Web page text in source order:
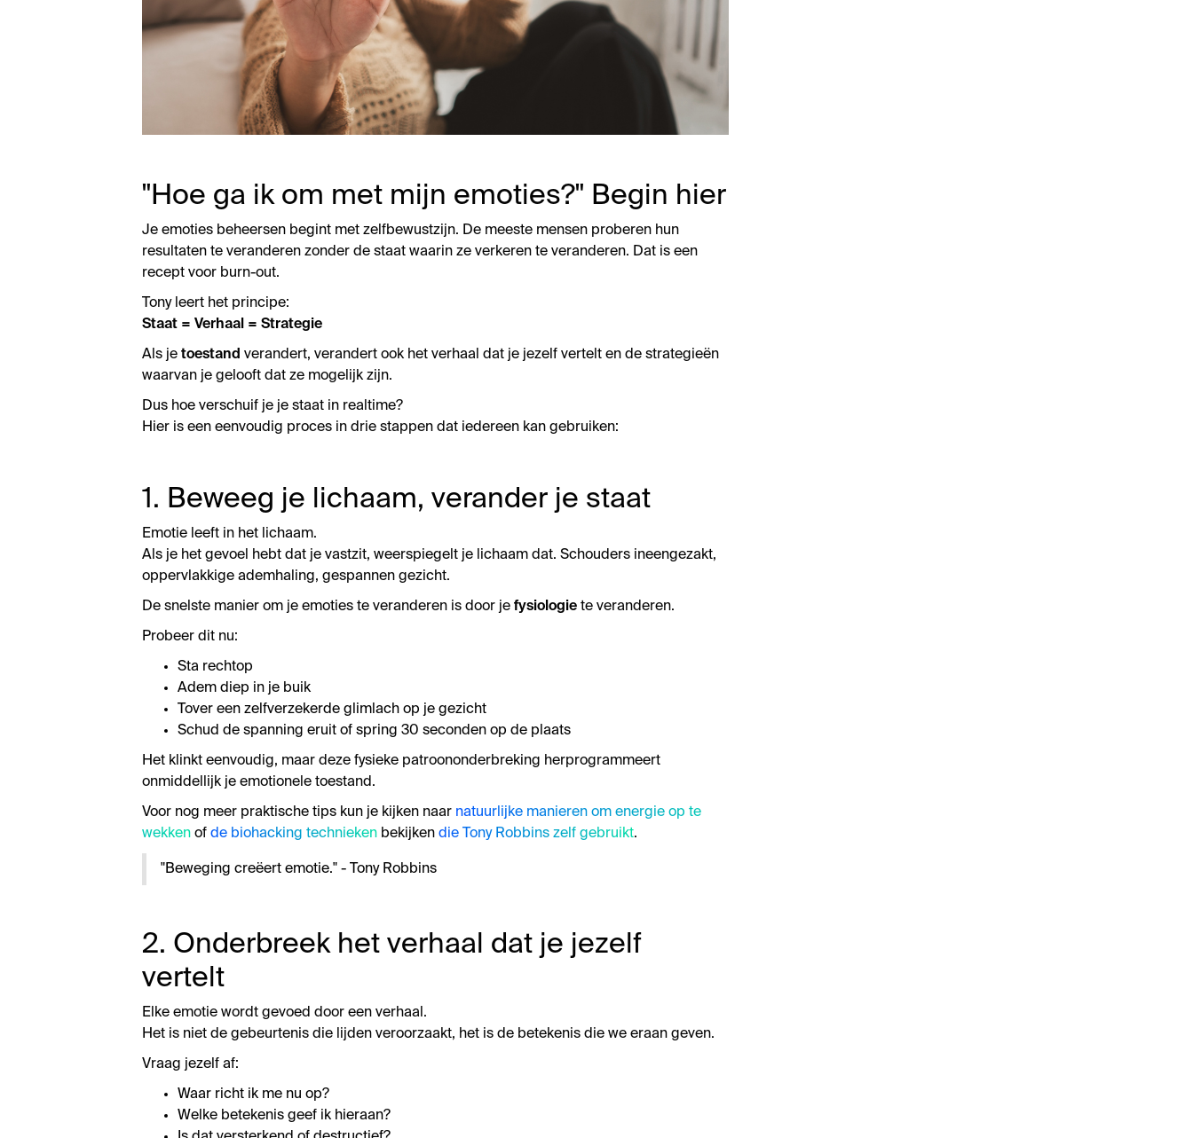
"Hoe ga ik om met mijn emoties?" Begin hier
Je emoties beheersen begint met zelfbewustzijn. De meeste mensen proberen hun
resultaten te veranderen zonder de staat waarin ze verkeren te veranderen. Dat is een
recept voor burn-out.
Tony leert het principe:
Staat = Verhaal = Strategie
Als je toestand verandert, verandert ook het verhaal dat je jezelf vertelt en de strategieën
waarvan je gelooft dat ze mogelijk zijn.
Dus hoe verschuif je je staat in realtime?
Hier is een eenvoudig proces in drie stappen dat iedereen kan gebruiken:
1. Beweeg je lichaam, verander je staat
Emotie leeft in het lichaam.
Als je het gevoel hebt dat je vastzit, weerspiegelt je lichaam dat. Schouders ineengezakt,
oppervlakkige ademhaling, gespannen gezicht.
De snelste manier om je emoties te veranderen is door je fysiologie te veranderen.
Probeer dit nu:
Sta rechtop
Adem diep in je buik
Tover een zelfverzekerde glimlach op je gezicht
Schud de spanning eruit of spring 30 seconden op de plaats
Het klinkt eenvoudig, maar deze fysieke patroononderbreking herprogrammeert
onmiddellijk je emotionele toestand.
Voor nog meer praktische tips kun je kijken naar natuurlijke manieren om energie op te
wekken of de biohacking technieken bekijken die Tony Robbins zelf gebruikt.
"Beweging creëert emotie." - Tony Robbins
2. Onderbreek het verhaal dat je jezelf
vertelt
Elke emotie wordt gevoed door een verhaal.
Het is niet de gebeurtenis die lijden veroorzaakt, het is de betekenis die we eraan geven.
Vraag jezelf af:
Waar richt ik me nu op?
Welke betekenis geef ik hieraan?